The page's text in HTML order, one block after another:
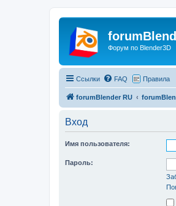
Форум по Blender3D
Ссылки FAQ Правила
forumBlender RU
Вход
Имя пользователя:
Пароль: